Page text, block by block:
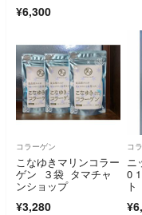
¥6,300
コラーゲン
こなゆきマリンコラー
ゲン ３袋 タマチャ
ンショップ
¥3,280
コ
ニ
0